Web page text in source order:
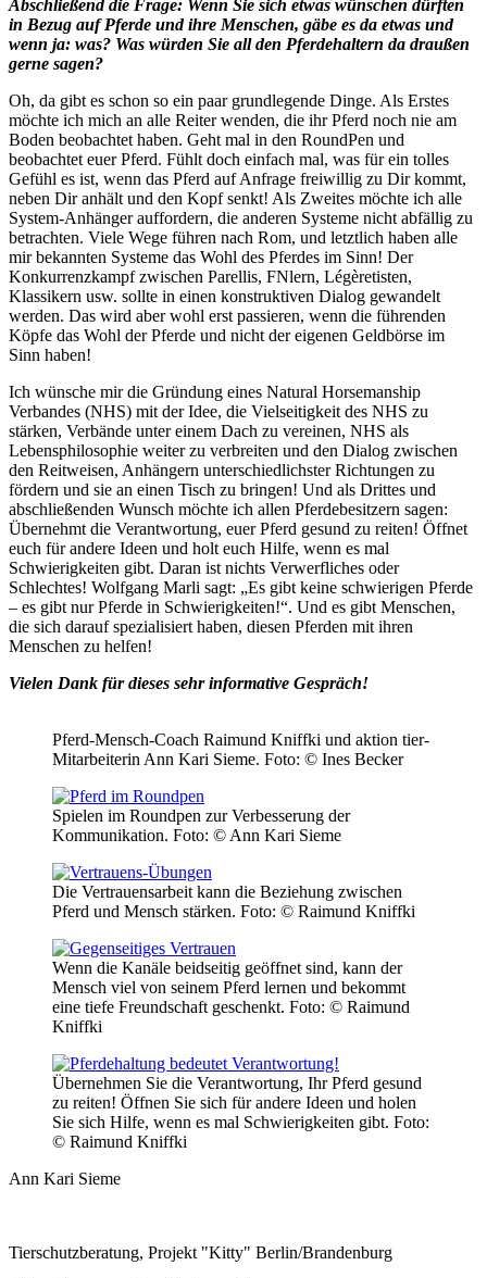
Abschließend die Frage: Wenn Sie sich etwas wünschen dürften
in Bezug auf Pferde und ihre Menschen, gäbe es da etwas und
wenn ja: was? Was würden Sie all den Pferdehaltern da draußen
gerne sagen?
Oh, da gibt es schon so ein paar grundlegende Dinge. Als Erstes
möchte ich mich an alle Reiter wenden, die ihr Pferd noch nie am
Boden beobachtet haben. Geht mal in den RoundPen und
beobachtet euer Pferd. Fühlt doch einfach mal, was für ein tolles
Gefühl es ist, wenn das Pferd auf Anfrage freiwillig zu Dir kommt,
neben Dir anhält und den Kopf senkt! Als Zweites möchte ich alle
System-Anhänger auffordern, die anderen Systeme nicht abfällig zu
betrachten. Viele Wege führen nach Rom, und letztlich haben alle
mir bekannten Systeme das Wohl des Pferdes im Sinn! Der
Konkurrenzkampf zwischen Parellis, FNlern, Légèretisten,
Klassikern usw. sollte in einen konstruktiven Dialog gewandelt
werden. Das wird aber wohl erst passieren, wenn die führenden
Köpfe das Wohl der Pferde und nicht der eigenen Geldbörse im
Sinn haben!
Ich wünsche mir die Gründung eines Natural Horsemanship
Verbandes (NHS) mit der Idee, die Vielseitigkeit des NHS zu
stärken, Verbände unter einem Dach zu vereinen, NHS als
Lebensphilosophie weiter zu verbreiten und den Dialog zwischen
den Reitweisen, Anhängern unterschiedlichster Richtungen zu
fördern und sie an einen Tisch zu bringen! Und als Drittes und
abschließenden Wunsch möchte ich allen Pferdebesitzern sagen:
Übernehmt die Verantwortung, euer Pferd gesund zu reiten! Öffnet
euch für andere Ideen und holt euch Hilfe, wenn es mal
Schwierigkeiten gibt. Daran ist nichts Verwerfliches oder
Schlechtes! Wolfgang Marli sagt: „Es gibt keine schwierigen Pferde
– es gibt nur Pferde in Schwierigkeiten!“. Und es gibt Menschen,
die sich darauf spezialisiert haben, diesen Pferden mit ihren
Menschen zu helfen!
Vielen Dank für dieses sehr informative Gespräch!
Pferd-Mensch-Coach Raimund Kniffki und aktion tier-
Mitarbeiterin Ann Kari Sieme. Foto: © Ines Becker
Spielen im Roundpen zur Verbesserung der
Kommunikation. Foto: © Ann Kari Sieme
Die Vertrauensarbeit kann die Beziehung zwischen
Pferd und Mensch stärken. Foto: © Raimund Kniffki
Wenn die Kanäle beidseitig geöffnet sind, kann der
Mensch viel von seinem Pferd lernen und bekommt
eine tiefe Freundschaft geschenkt. Foto: © Raimund
Kniffki
Übernehmen Sie die Verantwortung, Ihr Pferd gesund
zu reiten! Öffnen Sie sich für andere Ideen und holen
Sie sich Hilfe, wenn es mal Schwierigkeiten gibt. Foto:
© Raimund Kniffki
Ann Kari Sieme
Tierschutzberatung, Projekt "Kitty" Berlin/Brandenburg